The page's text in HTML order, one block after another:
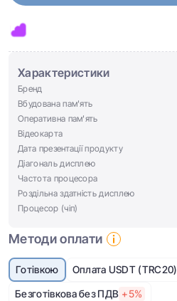
Характеристики
Бренд
Вбудована пам'ять
Оперативна пам'ять
Відеокарта
Дата презентації продукту
Діагональ дисплею
Частота процесора
Роздільна здатність дисплею
Процесор (чіп)
Методи оплати
Готівкою Оплата USDT (TRC20)
Безготівкова без ПДВ +5%